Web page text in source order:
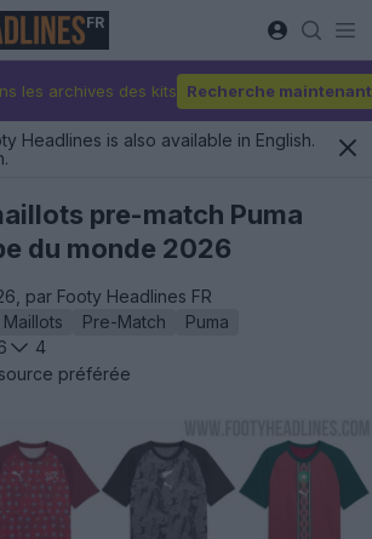
FR
les archives des kits Recherche maintenant
Headlines is also available in English.
pre-match Puma
du monde 2026
par Footy Headlines FR
Maillots Pre-Match
Puma
4
préférée